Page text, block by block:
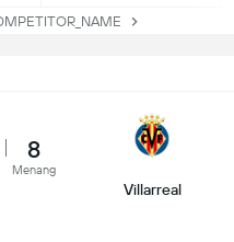
8
Menang
Villarreal